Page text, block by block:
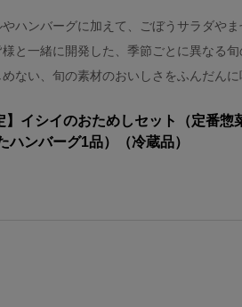
ハンバーグに加えて、ごぼうサラダや
と一緒に開発した、季節ごとに異なる
ない、旬の素材のおいしさをふんだんに
】イシイのおためしセット（定番
ハンバーグ1品）（冷蔵品）